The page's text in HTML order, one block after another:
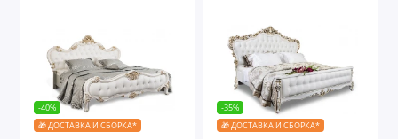
-40%
🎁 ДОСТАВКА И СБОРКА*
-35%
🎁 ДОСТАВКА И СБОРКА*